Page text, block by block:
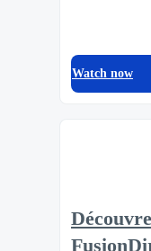
Watch now